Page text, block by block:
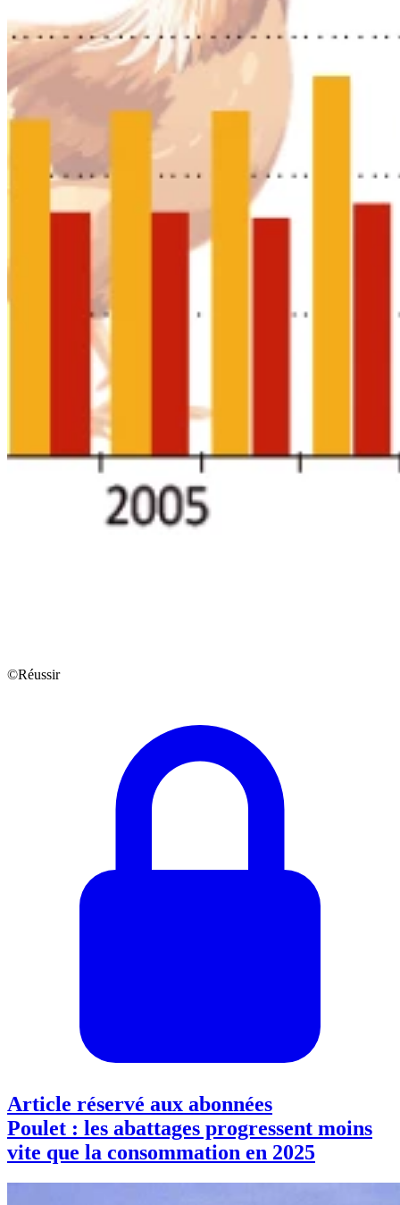
©Réussir
Article réservé aux abonnées
Poulet : les abattages progressent moins
vite que la consommation en 2025